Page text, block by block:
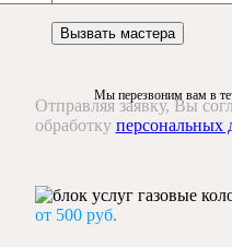
Отправляя заявку, Вы
обработку персональных
Мы перезвоним вам в
от 500 руб.